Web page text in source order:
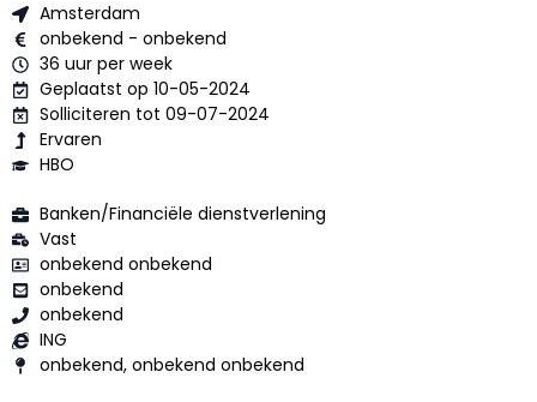
Amsterdam
onbekend - onbekend
36 uur per week
Geplaatst op 10-05-2024
Solliciteren tot 09-07-2024
Ervaren
HBO
Banken/Financiële dienstverlening
Vast
onbekend onbekend
onbekend
onbekend
ING
onbekend, onbekend onbekend